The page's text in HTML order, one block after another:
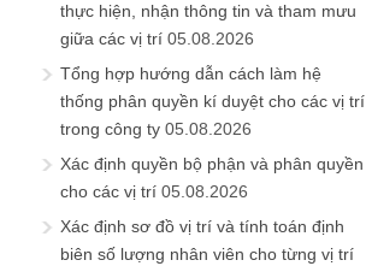
thực hiện, nhận thông tin và tham mưu
giữa các vị trí 05.08.2026
Tổng hợp hướng dẫn cách làm hệ
thống phân quyền kí duyệt cho các vị trí
trong công ty 05.08.2026
Xác định quyền bộ phận và phân quyền
cho các vị trí 05.08.2026
Xác định sơ đồ vị trí và tính toán định
biên số lượng nhân viên cho từng vị trí